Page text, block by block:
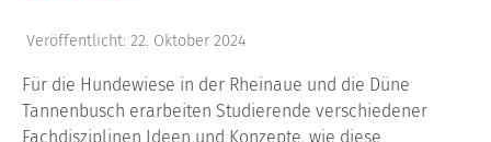
Veröffentlicht: 22. Oktober 2024
Für die Hundewiese in der Rheinaue und die Düne
Tannenbusch erarbeiten Studierende verschiedener
Fachdisziplinen Ideen und Konzepte, wie diese